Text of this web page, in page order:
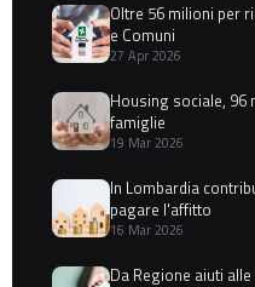
Oltre 56 milioni per
e Comuni
27 Apr 2026
Housing sociale, 96 milioni per alloggi di lavoratori e
famiglie
19 Mar 2026
In Lombardia
pagare l'affitto
16 Mar 2026
Da Regione aiuti